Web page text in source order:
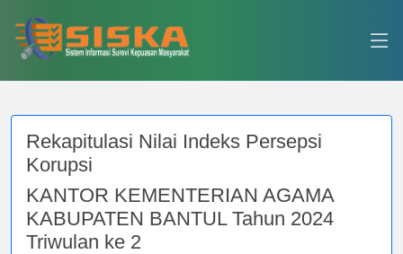
Rekapitulasi Nilai Indeks Persepsi
Korupsi
KANTOR KEMENTERIAN AGAMA
KABUPATEN BANTUL Tahun 2024
Triwulan ke 2